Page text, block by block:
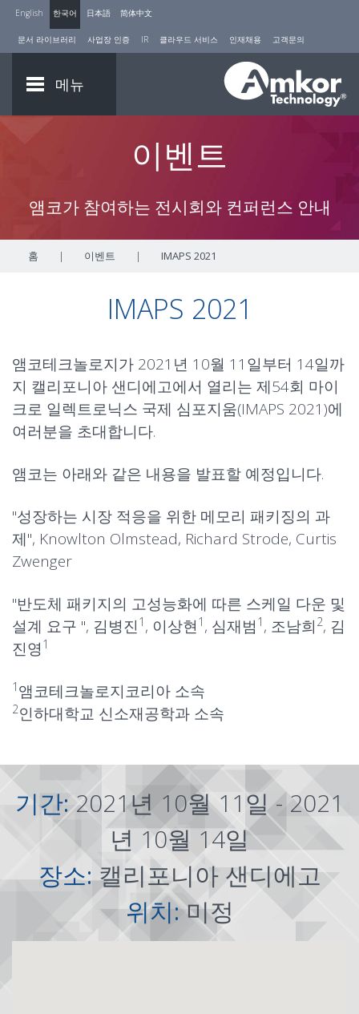
English 한국어 日本語 简体中文
문서 라이브러리 사업장 인증 IR 클라우드 서비스 인재채용 고객문의
메뉴
이벤트
앰코가 참여하는 전시회와 컨퍼런스 안내
홈 | 이벤트 | IMAPS 2021
IMAPS 2021
앰코테크놀로지가 2021년 10월 11일부터 14일까
지 캘리포니아 샌디에고에서 열리는 제54회 마이
크로 일렉트로닉스 국제 심포지움(IMAPS 2021)에
여러분을 초대합니다.
앰코는 아래와 같은 내용을 발표할 예정입니다.
"성장하는 시장 적응을 위한 메모리 패키징의 과
제", Knowlton Olmstead, Richard Strode, Curtis
Zwenger
"반도체 패키지의 고성능화에 따른 스케일 다운 및
설계 요구 ", 김병진 1 , 이상현 1 , 심재범 1 , 조남희 2, 김
진영1
1 앰코테크놀로지코리아 소속
2인하대학교 신소재공학과 소속
기간:2021년 10월 11일 - 2021
년 10월 14일
장소:캘리포니아 샌디에고
위치:미정